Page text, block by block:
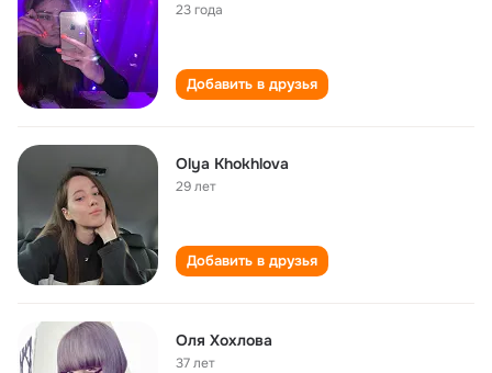
23 года
Добавить в друзья
Olya Khokhlova
29 лет
Добавить в друзья
Оля Хохлова
37 лет